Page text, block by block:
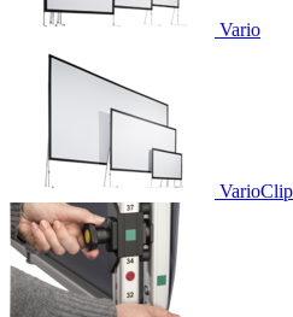
Vario
VarioClip